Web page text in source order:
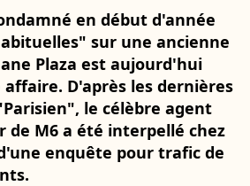
en début d'année
sur une ancienne
Plaza est aujourd'hui
D'après les dernières
le célèbre agent
de M6 a été interpellé chez
enquête pour trafic de